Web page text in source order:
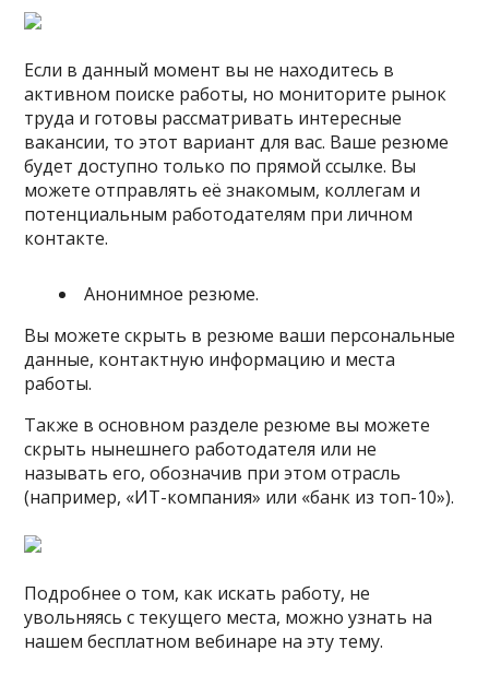
Если в данный момент вы не находитесь в
активном поиске работы, но мониторите рынок
труда и готовы рассматривать интересные
вакансии, то этот вариант для вас. Ваше резюме
будет доступно только по прямой ссылке. Вы
можете отправлять её знакомым, коллегам и
потенциальным работодателям при личном
контакте.
Анонимное резюме.
Вы можете скрыть в резюме ваши персональные
данные, контактную информацию и места
работы.
Также в основном разделе резюме вы можете
скрыть нынешнего работодателя или не
называть его, обозначив при этом отрасль
(например, «ИТ-компания» или «банк из топ-10»).
Подробнее о том, как искать работу, не
увольняясь с текущего места, можно узнать на
нашем бесплатном вебинаре на эту тему.